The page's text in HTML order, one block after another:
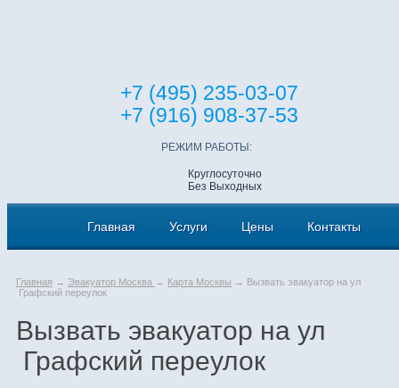
+7 (495) 235-03-07
+7 (916) 908-37-53
РЕЖИМ РАБОТЫ:
Круглосуточно
Без Выходных
Главная Услуги Цены Контакты
Главная → Эвакуатор Москва → Карта Москвы → Вызвать эвакуатор на ул
Графский переулок
Вызвать эвакуатор на ул
Графский переулок